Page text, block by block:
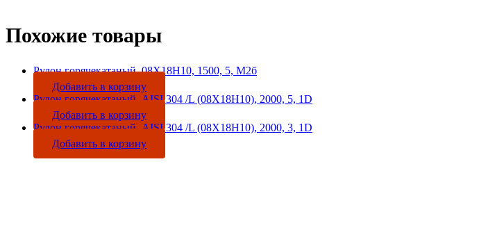
Похожие товары
Рулон горячекатаный, 08Х18Н10, 1500, 5, М2б
Добавить в корзину
Рулон горячекатаный, AISI 304 /L (08Х18Н10), 2000, 5, 1D
Добавить в корзину
Рулон горячекатаный, AISI 304 /L (08Х18Н10), 2000, 3, 1D
Добавить в корзину